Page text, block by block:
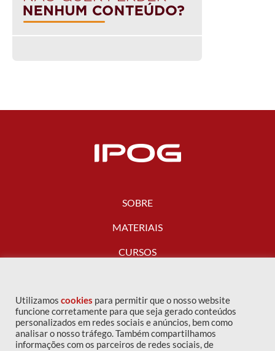
SOBRE
MATERIAIS
CURSOS
FALE CONOSCO
Utilizamos cookies para permitir que o nosso website
funcione corretamente para que seja gerado conteúdos
personalizados em redes sociais e anúncios, bem como
analisar o nosso tráfego. Também compartilhamos
informações com os parceiros de redes sociais, de